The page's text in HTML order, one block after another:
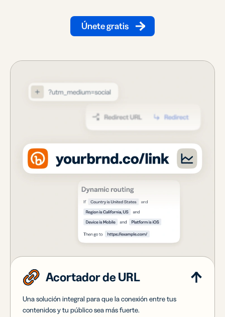
Únete gratis
Acortador de URL
Una solución integral para que la conexión entre tus
contenidos y tu público sea más fuerte.